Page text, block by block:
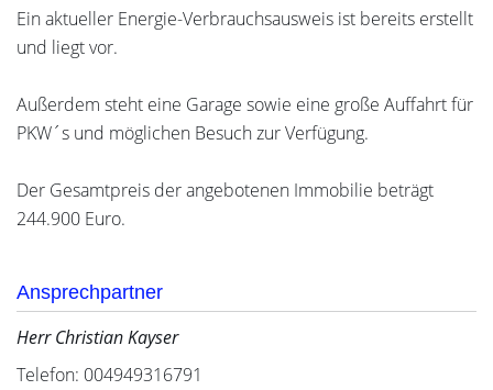
Ein aktueller Energie-Verbrauchsausweis ist bereits erstellt
und liegt vor.
Außerdem steht eine Garage sowie eine große Auffahrt für
PKW´s und möglichen Besuch zur Verfügung.
Der Gesamtpreis der angebotenen Immobilie beträgt
244.900 Euro.
Ansprechpartner
Herr Christian Kayser
Telefon: 004949316791